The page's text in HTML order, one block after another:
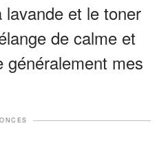
et le toner
de calme et
généralement mes